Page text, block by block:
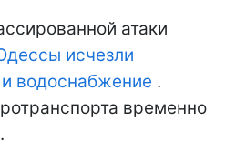
атаки
исчезли
водоснабжение .
временно